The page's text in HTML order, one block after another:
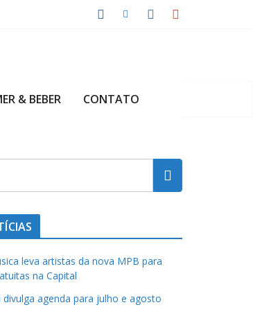
& BEBER CONTATO
leva artistas da nova MPB para
na Capital
divulga agenda para julho e agosto